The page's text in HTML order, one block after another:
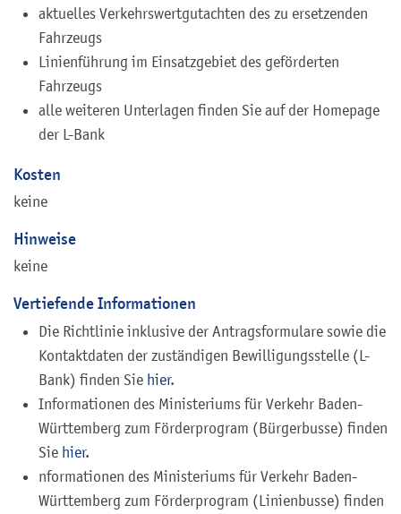
aktuelles Verkehrswertgutachten des zu ersetzenden
Fahrzeugs
Linienführung im Einsatzgebiet des geförderten
Fahrzeugs
alle weiteren Unterlagen finden Sie auf der Homepage
der L-Bank
Kosten
keine
Hinweise
keine
Vertiefende Informationen
Die Richtlinie inklusive der Antragsformulare sowie die
Kontaktdaten der zuständigen Bewilligungsstelle (L-
Bank) finden Sie hier.
Informationen des Ministeriums für Verkehr Baden-
Württemberg zum Förderprogram (Bürgerbusse) finden
Sie hier.
nformationen des Ministeriums für Verkehr Baden-
Württemberg zum Förderprogram (Linienbusse) finden